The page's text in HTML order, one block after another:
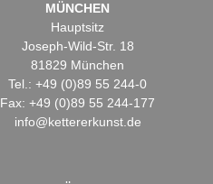
MÜNCHEN
Hauptsitz
Joseph-Wild-Str. 18
81829 München
Tel.: +49 (0)89 55 244-0
Fax: +49 (0)89 55 244-177
info@kettererkunst.de